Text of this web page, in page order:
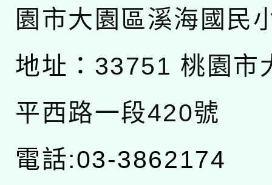
園市大園區溪海國民
地址： 33751 桃園市
平西路一段420號
電話:03-3862174